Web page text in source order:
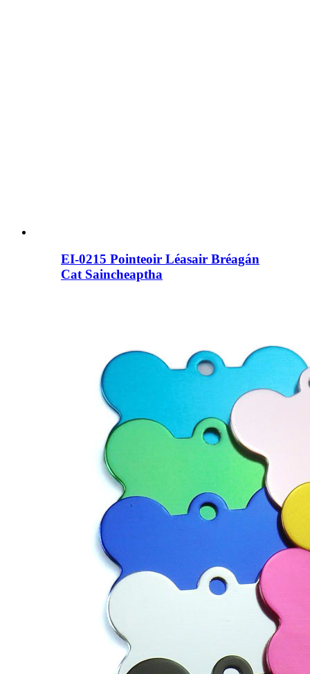
EI-0215 ​​Pointeoir Léasair Bréagán
Cat Saincheaptha